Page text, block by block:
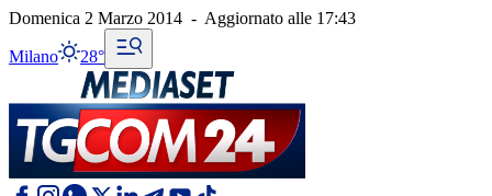
Domenica 2 Marzo 2014 - Aggiornato alle 17:43
Milano 28°